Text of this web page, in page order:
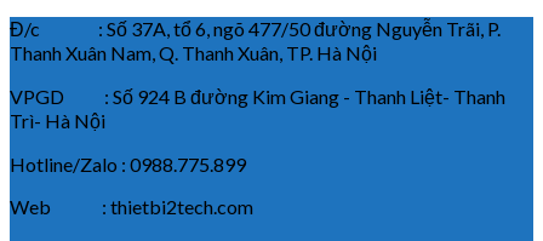
Đ/c : Số 37A, tổ 6, ngõ 477/50 đường Nguyễn Trãi, P.
Thanh Xuân Nam, Q. Thanh Xuân, TP. Hà Nội
VPGD : Số 924 B đường Kim Giang - Thanh Liệt- Thanh
Trì- Hà Nội
Hotline/Zalo : 0988.775.899
Web : thietbi2tech.com